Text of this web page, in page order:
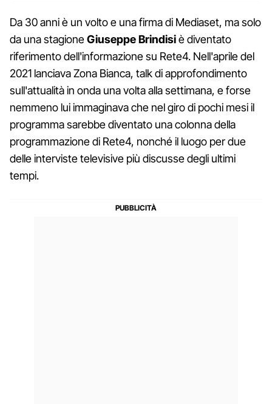
Da 30 anni è un volto e una firma di Mediaset, ma solo
da una stagioneGiuseppe Brindisiè diventato
riferimento dell'informazione su Rete4. Nell'aprile del
2021 lanciava Zona Bianca, talk di approfondimento
sull'attualità in onda una volta alla settimana, e forse
nemmeno lui immaginava che nel giro di pochi mesi il
programma sarebbe diventato una colonna della
programmazione di Rete4, nonché il luogo per due
delle interviste televisive più discusse degli ultimi
tempi.